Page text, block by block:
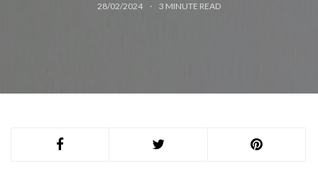
28/02/2024 3 MINUTE READ